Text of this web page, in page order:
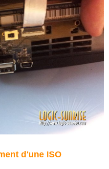
d'une ISO